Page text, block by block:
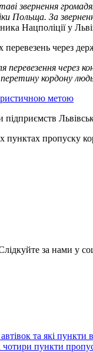
звернення
Польща. За
Нацполіції у
через
через
кордону
метою
пунктах пропуску
за нами у
та які пункти
пункти